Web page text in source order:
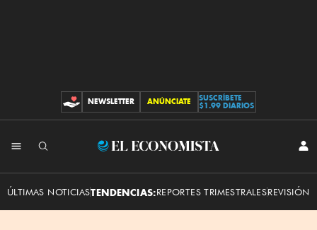
CONTRIBUCIONES
NEWSLETTER ANÚNCIATE
SUSCRÍBETE
$1.99 DIARIOS
El
ÚLTIMAS NOTICIASTENDENCIAS:REPORTES TRIMESTRALESREVISIÓN